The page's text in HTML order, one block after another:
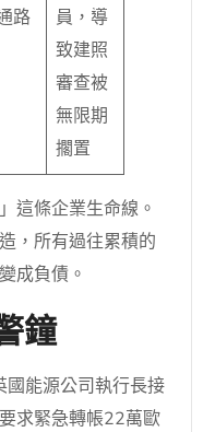
路
員，導
致建照
審查被
無限期
擱置
這條企業生命線。
，所有過往累積的
成負債。
鐘
能源公司執行長接
求緊急轉帳22萬歐